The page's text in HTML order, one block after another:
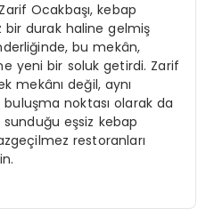
Ocakbaşı, kebap
bir durak haline gelmiş
bu mekân,
yeni bir soluk getirdi. Zarif
mekânı değil, aynı
noktası olarak da
eşsiz kebap
restoranları